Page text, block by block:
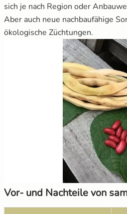
sich je nach Region oder
Aber auch neue nachbaufähige
ökologische Züchtungen.
Vor- und Nachteile von
Tomaten
Zucchini